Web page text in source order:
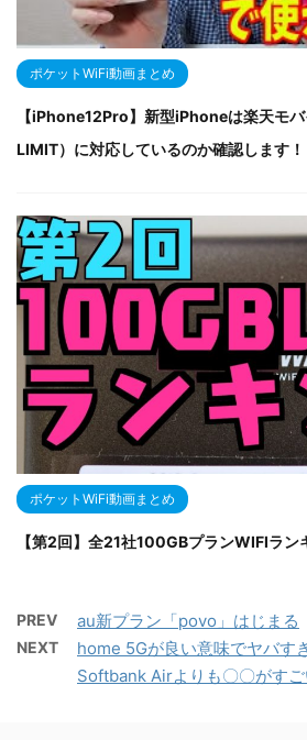
ポケットWiFi動画まとめ
【iPhone12Pro】新型iPhoneは楽天モ
LIMIT）に対応しているのか確認します！
ポケットWiFi動画まとめ
【第2回】全21社100GBプランWIFIラン
PREV au新プラン「povo」はじまる
NEXT
home 5Gが良い意味でヤバす
Softbank Airよりも〇〇がすご